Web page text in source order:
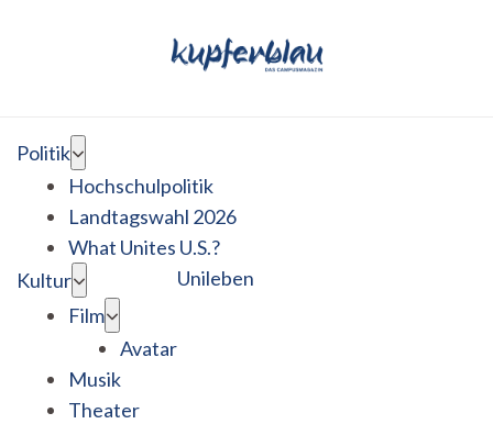
Politik
Hochschulpolitik
Landtagswahl 2026
What Unites U.S.?
Kultur
Film
Avatar
Musik
Theater
Unileben